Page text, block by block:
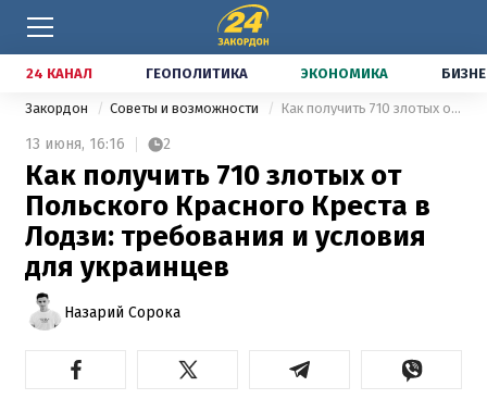
24 КАНАЛ ГЕОПОЛИТИКА ЭКОНОМИКА
Закордон Советы и возможности Как получить 710 злотых от Польского Красного Креста в Лодзи: требования и условия для украинцев
13 июня, 16:16 2
Как получить 710 злотых от
Польского Красного Креста в
Лодзи: требования и условия
для украинцев
Назарий Сорока